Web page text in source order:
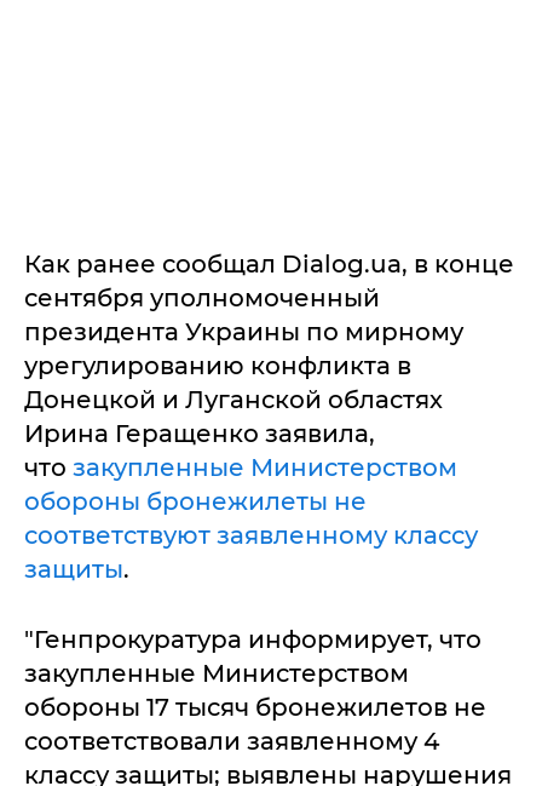
Как ранее сообщал Dialog.ua, в конце
сентября уполномоченный
президента Украины по мирному
урегулированию конфликта в
Донецкой и Луганской областях
Ирина Геращенко заявила,
что закупленные Министерством
обороны бронежилеты не
соответствуют заявленному классу
защиты.
"Генпрокуратура информирует, что
закупленные Министерством
обороны 17 тысяч бронежилетов не
соответствовали заявленному 4
классу защиты; выявлены нарушения